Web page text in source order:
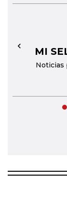
MI
Noticias
←